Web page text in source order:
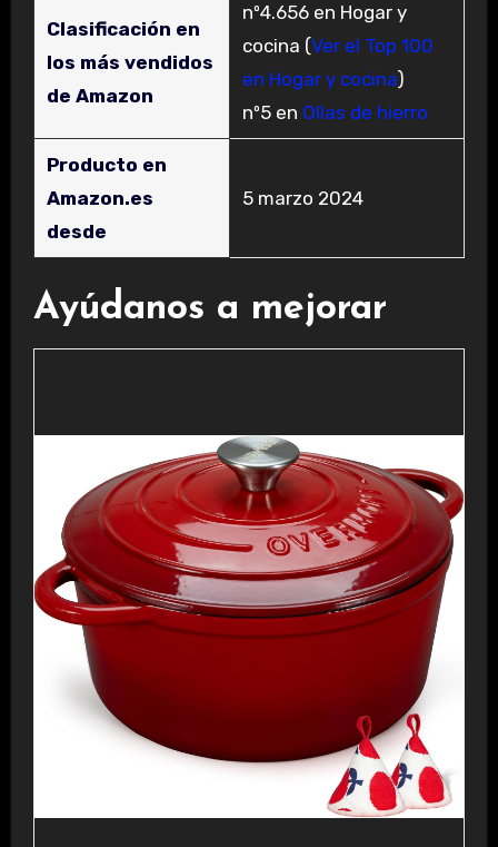
Clasificación en
los más vendidos
de Amazon
nº4.656 en Hogar y
cocina (Ver el Top 100
en Hogar y cocina)
nº5 en Ollas de hierro
Producto en
Amazon.es
desde
5 marzo 2024
Ayúdanos a mejorar